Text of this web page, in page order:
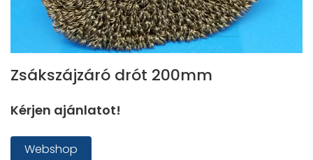
Zsákszájzáró drót 200mm
Kérjen ajánlatot!
Webshop